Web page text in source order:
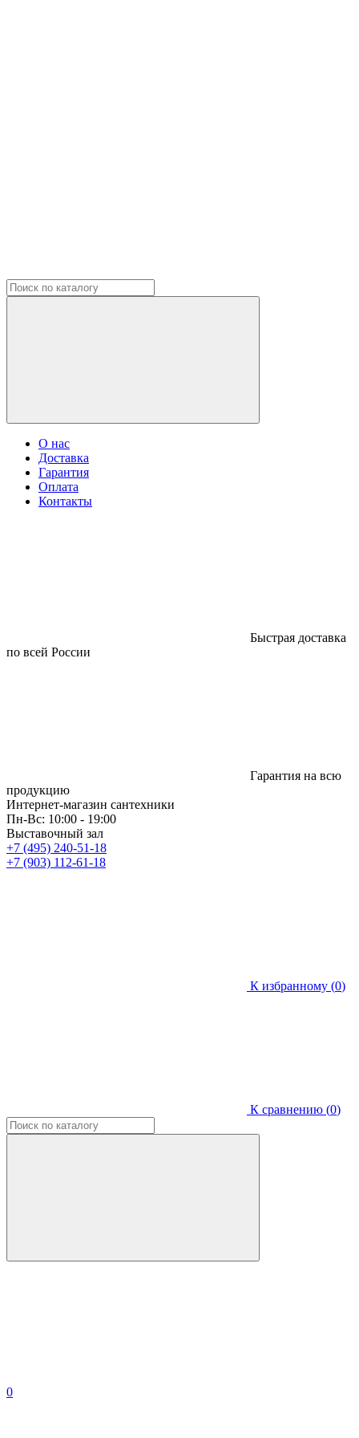
О нас
Доставка
Гарантия
Оплата
Контакты
Быстрая доставка
по всей России
Гарантия на всю
продукцию
Интернет-магазин сантехники
Пн-Вс: 10:00 - 19:00
Выставочный зал
+7 (495) 240-51-18
+7 (903) 112-61-18
К избранному (0)
К сравнению (0)
0